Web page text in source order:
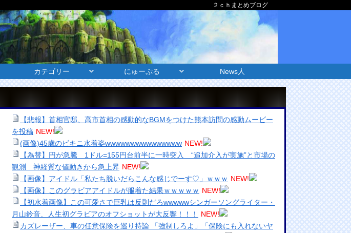
２ｃｈまとめブログ
カテゴリー にゅーぷる News人
【悲報】首相官邸、高市首相の感動的なBGMをつけた熊本訪問の感動ムービー
を投稿 NEW!
(画像)45歳のビキニ水着姿wwwwwwwwwwwwwww NEW!
【為替】円が急騰 1ドル=155円台前半に一時突入 “追加介入が実施”と市場の
観測 神経質な値動きから急上昇 NEW!
【画像】アイドル「私たち脱いだらこんな感じでーす♡」ｗｗｗ NEW!
【画像】このグラビアアイドルが服着た結果ｗｗｗｗｗ NEW!
【初水着画像】この可愛さで巨乳は反則だろwwwwwシンガーソングライター・
月山鈴音、人生初グラビアのオフショットが大反響！！！
NEW!
カズレーザー、車の任意保険を巡り持論 「強制しろよ」「保険にも入れないヤ